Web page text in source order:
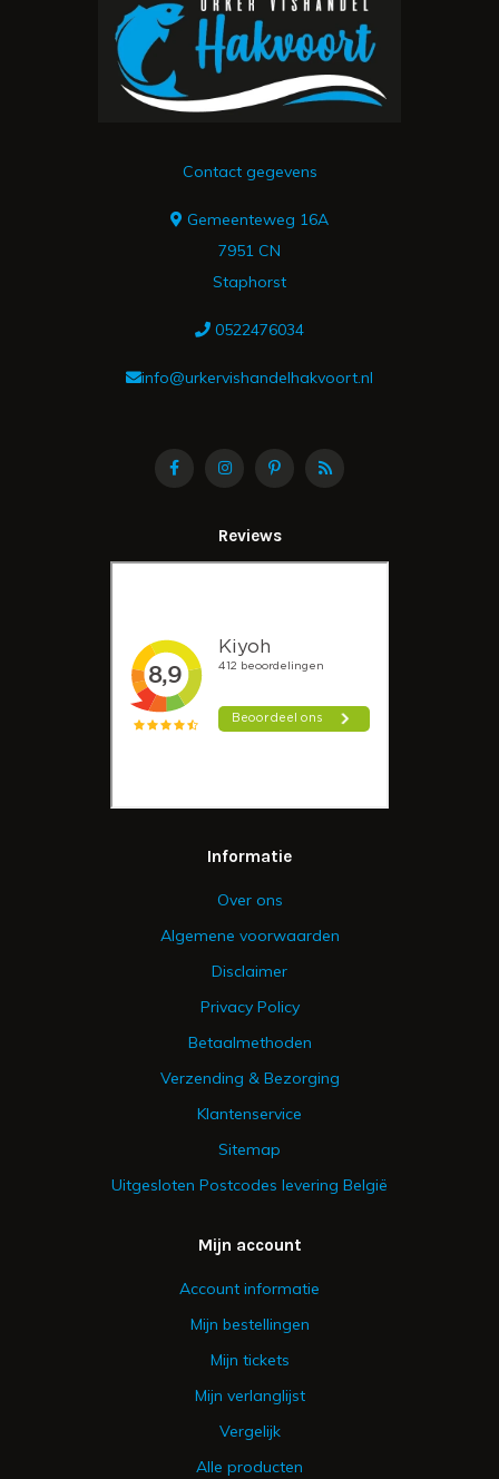
Contact gegevens
Gemeenteweg 16A
7951 CN
Staphorst
0522476034
info@urkervishandelhakvoort.nl
Reviews
Informatie
Over ons
Algemene voorwaarden
Disclaimer
Privacy Policy
Betaalmethoden
Verzending & Bezorging
Klantenservice
Sitemap
Uitgesloten Postcodes levering België
Mijn account
Account informatie
Mijn bestellingen
Mijn tickets
Mijn verlanglijst
Vergelijk
Alle producten